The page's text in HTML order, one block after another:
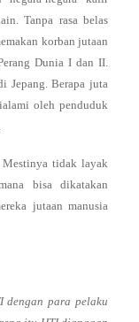
Tanpa rasa belas
korban jutaan
Dunia I dan II.
Jepang. Berapa juta
oleh penduduk
Mestinya tidak layak
bisa dikatakan
jutaan manusia
dengan para pelaku